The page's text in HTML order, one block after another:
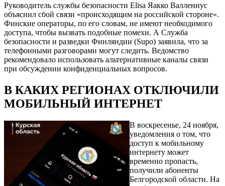
Руководитель службы безопасности Elisa Яакко Валлениус
объяснил сбой связи «происходящим на российской стороне».
Финские операторы, по его словам, не имеют необходимого
доступа, чтобы вызвать подобные помехи. А Служба
безопасности и разведки Финляндии (Supo) заявила, что за
телефонными разговорами могут следить. Ведомство
рекомендовало использовать альтернативные каналы связи
при обсуждении конфиденциальных вопросов.
В КАКИХ РЕГИОНАХ ОТКЛЮЧИЛИ
МОБИЛЬНЫЙ ИНТЕРНЕТ
В воскресенье, 24 ноября,
уведомления о том, что
доступ к мобильному
интернету может
временно пропасть,
получили абоненты
Белгородской области. На